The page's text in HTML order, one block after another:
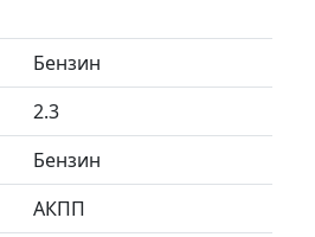
Бензин
2.3
Бензин
АКПП